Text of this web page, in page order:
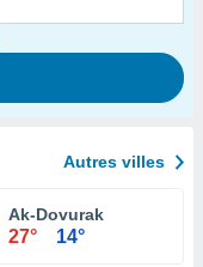
Autres villes
Ak-Dovurak
27° 14°